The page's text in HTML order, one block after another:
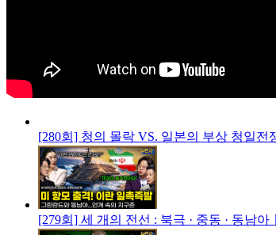
[280회] 청의 몰락 VS. 일본의 부상 청일
[279회] 세 개의 전선 : 북극 · 중동 · 동남